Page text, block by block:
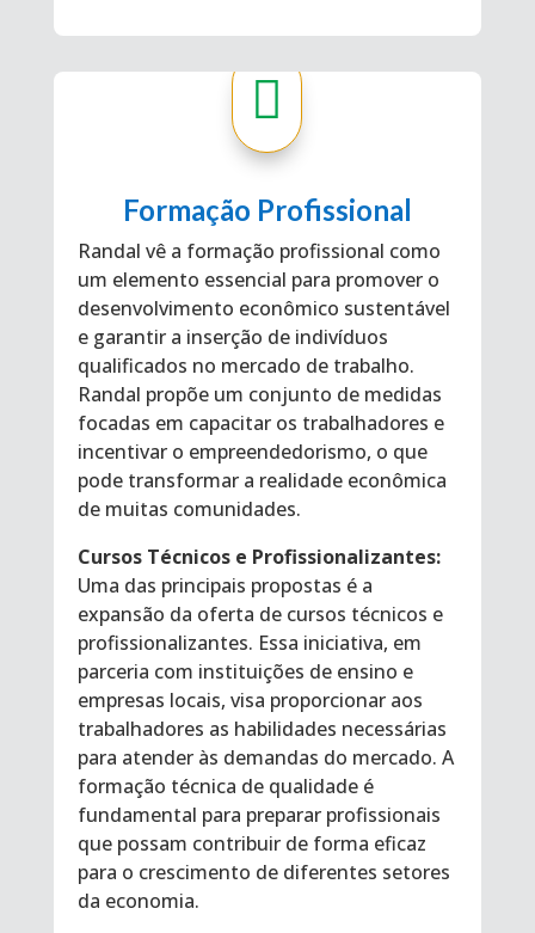

Formação Profissional
Randal vê a formação profissional como
um elemento essencial para promover o
desenvolvimento econômico sustentável
e garantir a inserção de indivíduos
qualificados no mercado de trabalho.
Randal propõe um conjunto de medidas
focadas em capacitar os trabalhadores e
incentivar o empreendedorismo, o que
pode transformar a realidade econômica
de muitas comunidades.
Cursos Técnicos e Profissionalizantes:
Uma das principais propostas é a
expansão da oferta de cursos técnicos e
profissionalizantes. Essa iniciativa, em
parceria com instituições de ensino e
empresas locais, visa proporcionar aos
trabalhadores as habilidades necessárias
para atender às demandas do mercado. A
formação técnica de qualidade é
fundamental para preparar profissionais
que possam contribuir de forma eficaz
para o crescimento de diferentes setores
da economia.